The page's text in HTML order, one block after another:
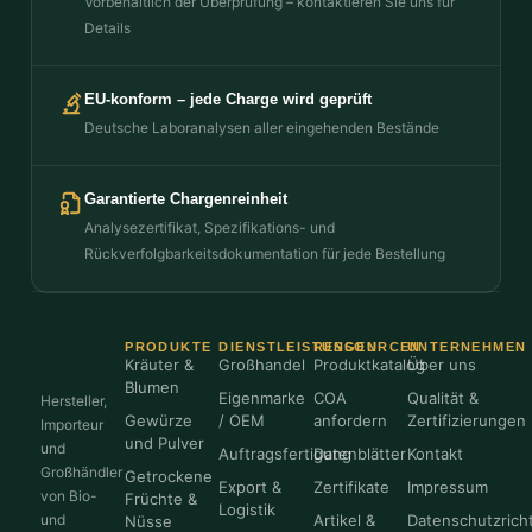
Details
EU-konform – jede Charge wird geprüft
Deutsche Laboranalysen aller eingehenden Bestände
Garantierte Chargenreinheit
Analysezertifikat, Spezifikations- und
Rückverfolgbarkeitsdokumentation für jede Bestellung
Hersteller,
Importeur
und
Großhändler
von Bio-
und
PRODUKTE
Kräuter &
Blumen
Gewürze
und Pulver
Getrockene
Früchte &
Nüsse
DIENSTLEISTUNGEN
Großhandel
Eigenmarke
/ OEM
Auftragsfertigung
Export &
Logistik
RESSOURCEN
Produktkatalog
COA
anfordern
Datenblätter
Zertifikate
Artikel &
UNTERNEHMEN
Über uns
Qualität &
Zertifizierungen
Kontakt
Impressum